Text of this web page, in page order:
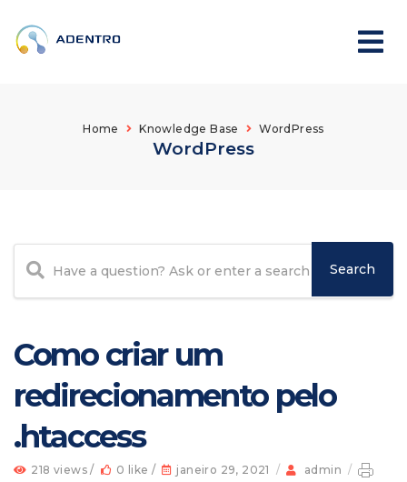
Home Knowledge Base WordPress
WordPress
Como criar um
redirecionamento pelo
.htaccess
218 views / 0 like / janeiro 29, 2021 / admin /